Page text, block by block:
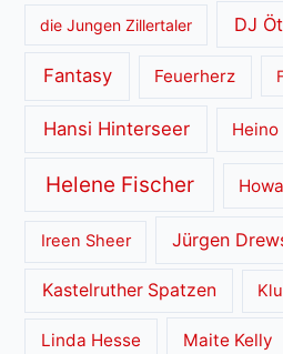
die Jungen Zillertaler DJ
Fantasy Feuerherz
Hansi Hinterseer Heino
Helene Fischer
Ireen Sheer Jürgen
Kastelruther Spatzen
Linda Hesse Maite Kelly